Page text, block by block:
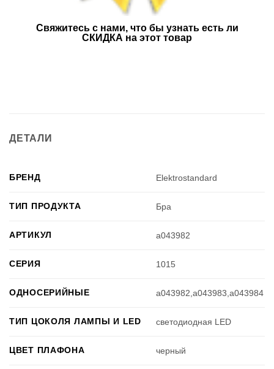
Свяжитесь с нами, что бы узнать есть ли
СКИДКА на этот товар
ДЕТАЛИ
БРЕНД Elektrostandard
ТИП ПРОДУКТА Бра
АРТИКУЛ a043982
СЕРИЯ 1015
ОДНОСЕРИЙНЫЕ a043982,a043983,a043984
ТИП ЦОКОЛЯ ЛАМПЫ И LED светодиодная LED
ЦВЕТ ПЛАФОНА черный